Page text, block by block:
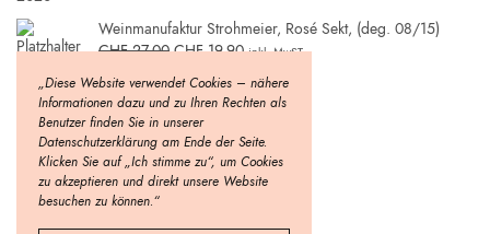
Weinmanufaktur Strohmeier, Rosé Sekt, (deg. 08/15)
CHF27,00 CHF19,90 inkl. MwST.
„Diese Website verwendet Cookies – nähere
Informationen dazu und zu Ihren Rechten als
Benutzer finden Sie in unserer
Datenschutzerklärung am Ende der Seite.
Klicken Sie auf „Ich stimme zu“, um Cookies
zu akzeptieren und direkt unsere Website
besuchen zu können.“